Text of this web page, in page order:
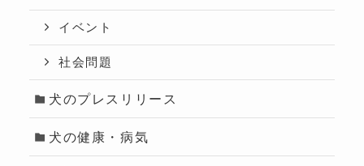
イベント
社会問題
犬のプレスリリース
犬の健康・病気